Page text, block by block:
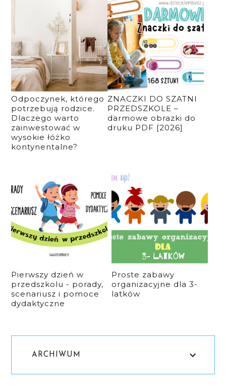
Odpoczynek, którego
potrzebują rodzice.
Dlaczego warto
zainwestować w
wysokie łóżko
kontynentalne?
ZNACZKI DO SZATNI
PRZEDSZKOLE –
darmowe obrazki do
druku PDF [2026]
Pierwszy dzień w
przedszkolu - porady,
scenariusz i pomoce
dydaktyczne
Proste zabawy
organizacyjne dla 3-
latków
ARCHIWUM